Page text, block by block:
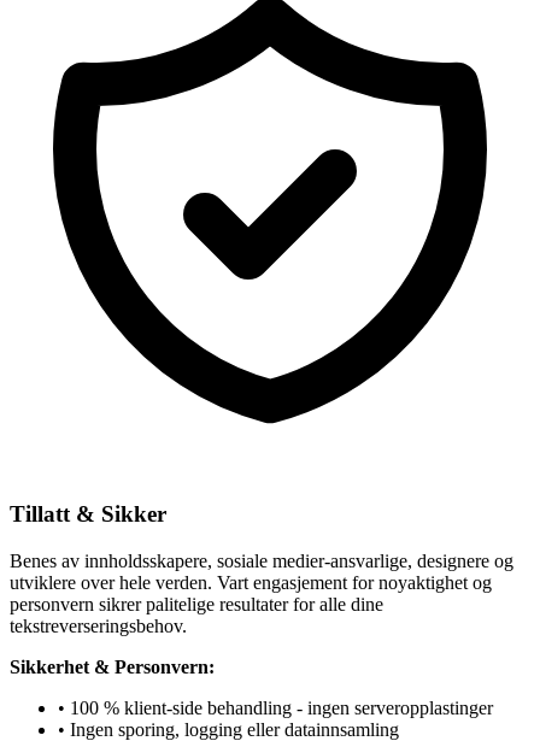
Tillatt & Sikker
Benes av innholdsskapere, sosiale medier-ansvarlige, designere og
utviklere over hele verden. Vart engasjement for noyaktighet og
personvern sikrer palitelige resultater for alle dine
tekstreverseringsbehov.
Sikkerhet & Personvern:
• 100 % klient-side behandling - ingen serveropplastinger
• Ingen sporing, logging eller datainnsamling